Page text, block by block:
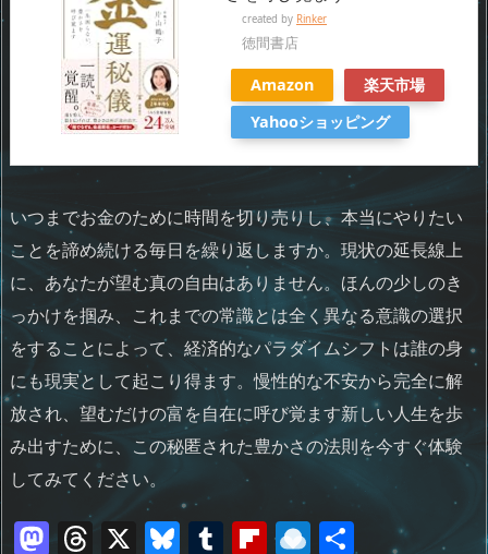
created by Rinker
徳間書店
Amazon
楽天市場
Yahooショッピング
いつまでお金のために時間を切り売りし、本当にやりたい
ことを諦め続ける毎日を繰り返しますか。現状の延長線上
に、あなたが望む真の自由はありません。ほんの少しのき
っかけを掴み、これまでの常識とは全く異なる意識の選択
をすることによって、経済的なパラダイムシフトは誰の身
にも現実として起こり得ます。慢性的な不安から完全に解
放され、望むだけの富を自在に呼び覚ます新しい人生を歩
み出すために、この秘匿された豊かさの法則を今すぐ体験
してみてください。
M T X Bl T Fl R